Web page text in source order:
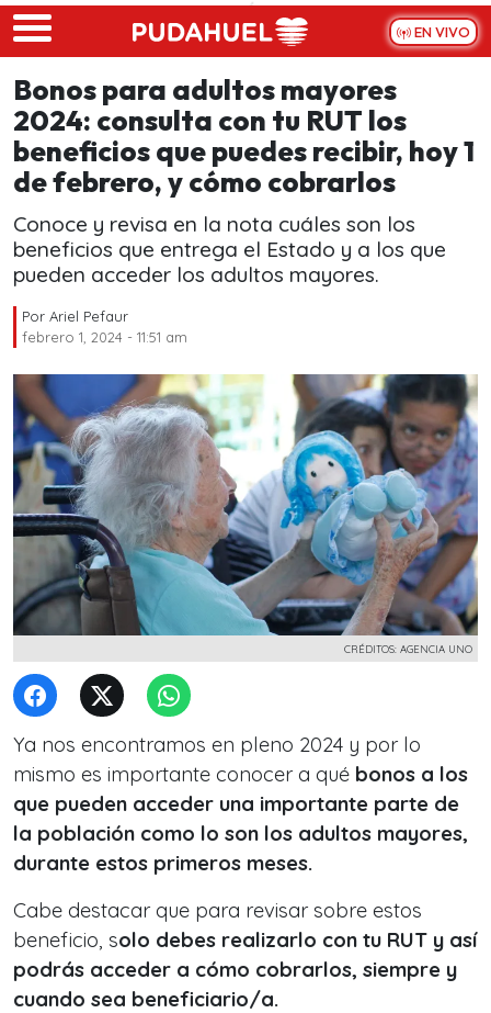
Skip to main content
EN VIVO
Bonos para adultos mayores
2024: consulta con tu RUT los
beneficios que puedes recibir, hoy 1
de febrero, y cómo cobrarlos
Conoce y revisa en la nota cuáles son los
beneficios que entrega el Estado y a los que
pueden acceder los adultos mayores.
Por Ariel Pefaur
febrero 1, 2024 - 11:51 am
CRÉDITOS: AGENCIA UNO
Ya nos encontramos en pleno 2024 y por lo
mismo es importante conocer a qué bonos a los
que pueden acceder una importante parte de
la población como lo son los adultos mayores,
durante estos primeros meses.
Cabe destacar que para revisar sobre estos
beneficio, solo debes realizarlo con tu RUT y así
podrás acceder a cómo cobrarlos, siempre y
cuando sea beneficiario/a.